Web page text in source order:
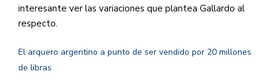
interesante ver las variaciones que plantea Gallardo al
respecto.
El arquero argentino a punto de ser vendido por 20 millones
de libras